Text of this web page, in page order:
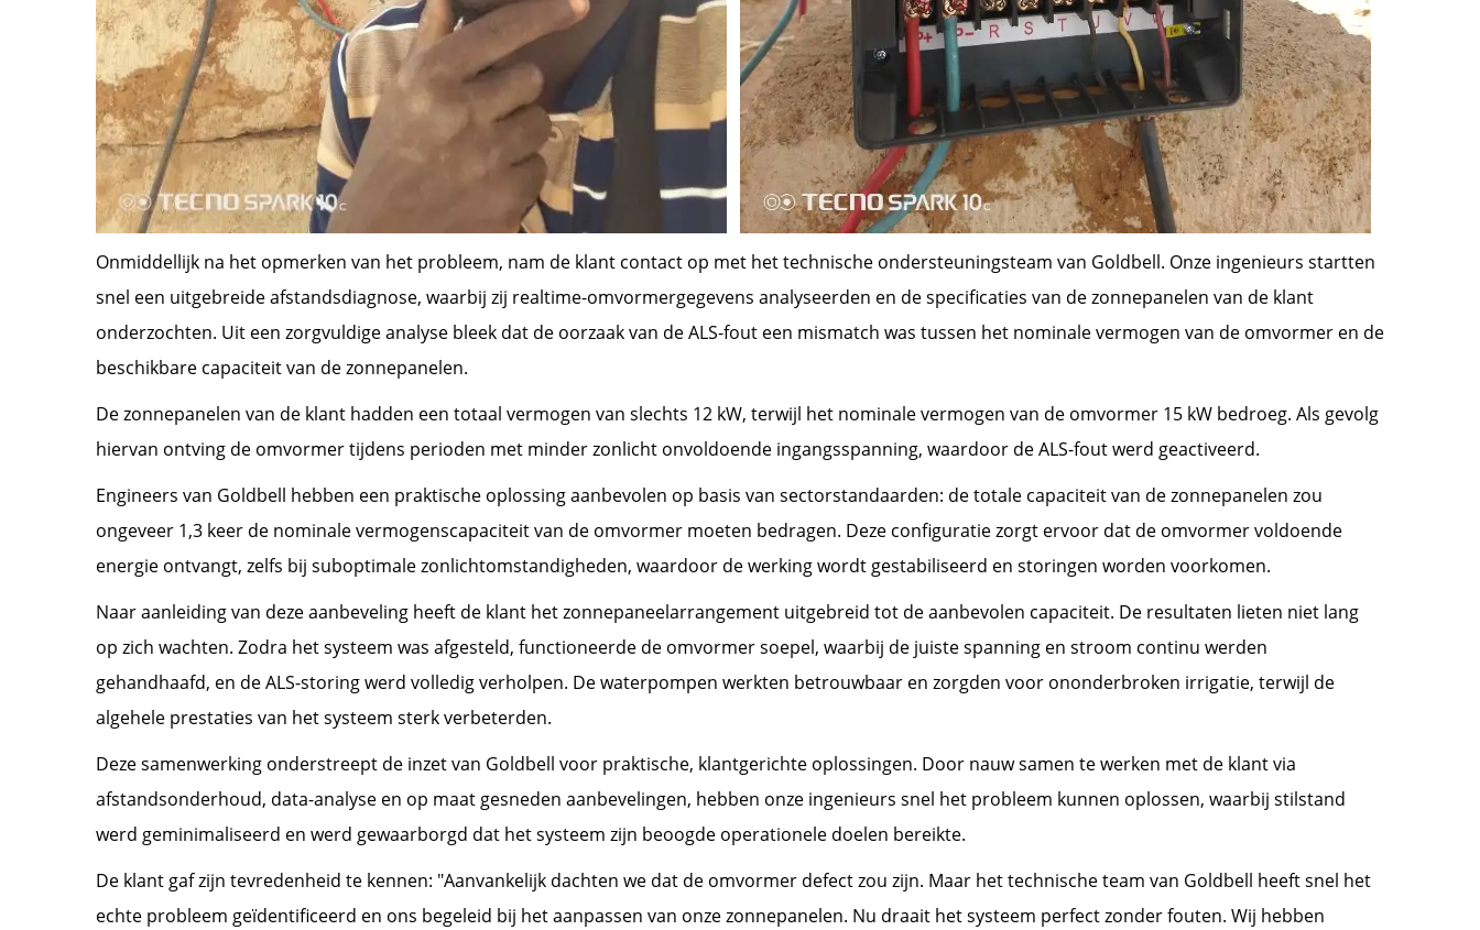
Onmiddellijk na het opmerken van het probleem, nam de klant contact op met het technische ondersteuningsteam van Goldbell. Onze ingenieurs startten
snel een uitgebreide afstandsdiagnose, waarbij zij realtime-omvormergegevens analyseerden en de specificaties van de zonnepanelen van de klant
onderzochten. Uit een zorgvuldige analyse bleek dat de oorzaak van de ALS-fout een mismatch was tussen het nominale vermogen van de omvormer en de
beschikbare capaciteit van de zonnepanelen.
De zonnepanelen van de klant hadden een totaal vermogen van slechts 12 kW, terwijl het nominale vermogen van de omvormer 15 kW bedroeg. Als gevolg
hiervan ontving de omvormer tijdens perioden met minder zonlicht onvoldoende ingangsspanning, waardoor de ALS-fout werd geactiveerd.
Engineers van Goldbell hebben een praktische oplossing aanbevolen op basis van sectorstandaarden: de totale capaciteit van de zonnepanelen zou
ongeveer 1,3 keer de nominale vermogenscapaciteit van de omvormer moeten bedragen. Deze configuratie zorgt ervoor dat de omvormer voldoende
energie ontvangt, zelfs bij suboptimale zonlichtomstandigheden, waardoor de werking wordt gestabiliseerd en storingen worden voorkomen.
Naar aanleiding van deze aanbeveling heeft de klant het zonnepaneelarrangement uitgebreid tot de aanbevolen capaciteit. De resultaten lieten niet lang
op zich wachten. Zodra het systeem was afgesteld, functioneerde de omvormer soepel, waarbij de juiste spanning en stroom continu werden
gehandhaafd, en de ALS-storing werd volledig verholpen. De waterpompen werkten betrouwbaar en zorgden voor ononderbroken irrigatie, terwijl de
algehele prestaties van het systeem sterk verbeterden.
Deze samenwerking onderstreept de inzet van Goldbell voor praktische, klantgerichte oplossingen. Door nauw samen te werken met de klant via
afstandsonderhoud, data-analyse en op maat gesneden aanbevelingen, hebben onze ingenieurs snel het probleem kunnen oplossen, waarbij stilstand
werd geminimaliseerd en werd gewaarborgd dat het systeem zijn beoogde operationele doelen bereikte.
De klant gaf zijn tevredenheid te kennen: "Aanvankelijk dachten we dat de omvormer defect zou zijn. Maar het technische team van Goldbell heeft snel het
echte probleem geïdentificeerd en ons begeleid bij het aanpassen van onze zonnepanelen. Nu draait het systeem perfect zonder fouten. Wij hebben